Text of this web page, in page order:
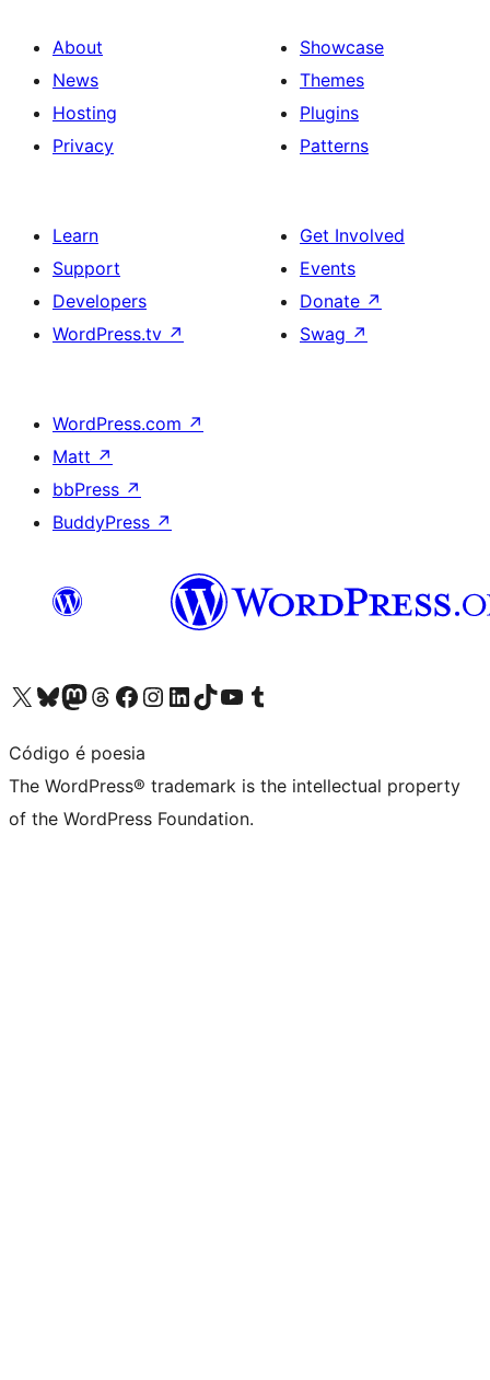
About
News
Hosting
Privacy
Showcase
Themes
Plugins
Patterns
Learn
Support
Developers
WordPress.tv ↗
Get Involved
Events
Donate ↗
Swag ↗
WordPress.com ↗
Matt ↗
bbPress ↗
BuddyPress ↗
Visit our X (formerly Twitter) account
Visit our Bluesky account
Visit our Mastodon account
Visit our Threads account
Visit our Facebook page
Visit our Instagram account
Visit our LinkedIn account
Visit our TikTok account
Visit our YouTube channel
Visit our Tumblr account
Código é poesia
The WordPress® trademark is the intellectual property
of the WordPress Foundation.